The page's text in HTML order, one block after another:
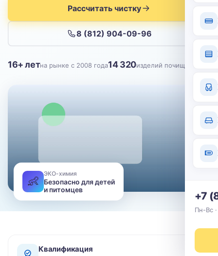
+7
Пн-Вс
Рассчитать чистку
8 (812) 904-09-96
16+ летна рынке с 2008 года14 320изделий почищено
👶
ЭКО-химия
Безопасно для детей
и питомцев
Квалификация